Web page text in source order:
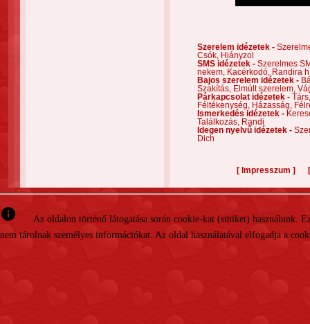
Szerelem idézetek -
Csók,
Hiányzol
SMS idézetek - Szerelmes
nekem,
Kacérkodó,
Randira
Bajos szerelem idézetek -
Szakítás,
Elmúlt szerelem,
Párkapcsolat idézetek -
Féltékenység,
Házasság,
Ismerkedés idézetek -
Találkozás,
Randi
Idegen nyelvű idézetek -
Dich
[ Impresszum ]
info
Az oldalon történő látogatása során cookie-kat (sütiket)
nem tárolnak személyes információkat. Az oldal használatával elfogadja a